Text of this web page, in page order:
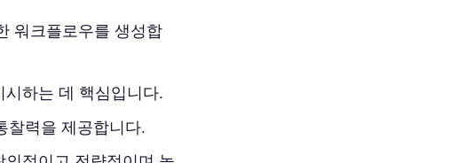
워크플로우를 생성합
시하는 데 핵심입니다.
찰력을 제공합니다.